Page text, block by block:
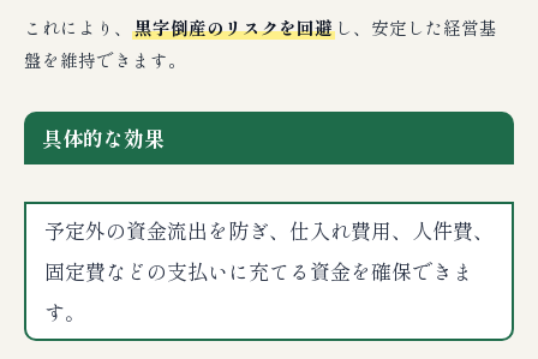
これにより、 黒字倒産のリスクを回避 し、安定した経営基
盤を維持できます。
具体的な効果
予定外の資金流出を防ぎ、仕入れ費用、人件費、
固定費などの支払いに充てる資金を確保できま
す。